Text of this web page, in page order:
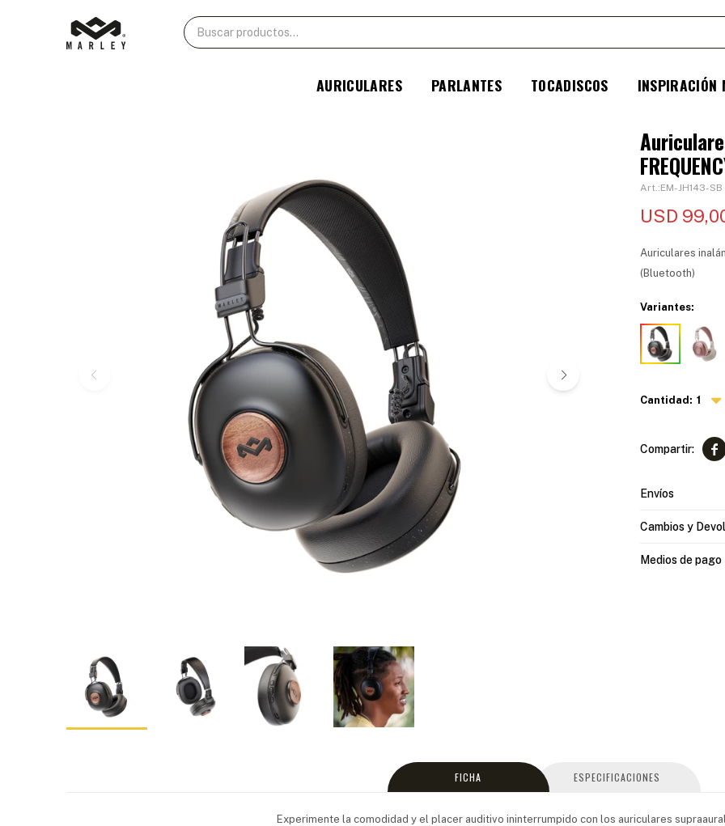
AURICULARES PARLANTES TOCADISCOS INSPIRACIÓN
EM-JH143-SB
USD
Auriculares
(Bluetooth)
Variantes:
1

Envíos
Cambios y
Medios de pago
FICHA ESPECIFICACIONES
Experimente la comodidad y el placer auditivo ininterrumpido con los auriculares